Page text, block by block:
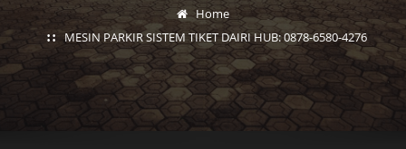
Home
MESIN PARKIR SISTEM TIKET DAIRI HUB: 0878-6580-4276